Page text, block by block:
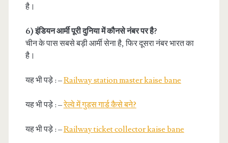
है।
6) इंडियन आर्मी पूरी दुनिया में कौनसे नंबर पर है?
चीन के पास सबसे बड़ी आर्मी सेना है, फिर दूसरा नंबर भारत का
है।
यह भी पड़े : –Railway station master kaise bane
यह भी पड़े : –रेल्वे में गुड्स गार्ड कैसे बने?
यह भी पड़े : –Railway ticket collector kaise bane